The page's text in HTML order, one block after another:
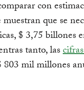
con
que se
$ 3,75 billones
tanto, las
803 mil millones